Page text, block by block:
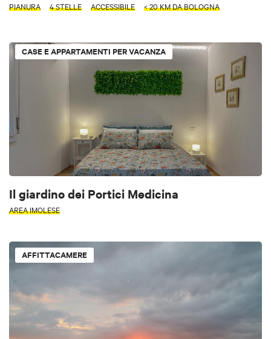
PIANURA 4 STELLE ACCESSIBILE < 20 KM DA BOLOGNA
CASE E APPARTAMENTI PER VACANZA
Il giardino dei Portici Medicina
AREA IMOLESE
AFFITTACAMERE